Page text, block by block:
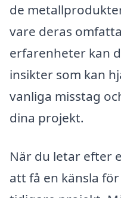
de
vare deras
erfarenheter kan
insikter som kan
vanliga misstag
dina projekt.
När du letar efter
att få en känsla